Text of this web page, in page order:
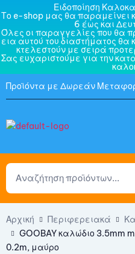
Ειδοποίηση
Το e-shop μας θα παραμείνει
6 έως και
Όλες οι παραγγελίες που θα
εια αυτού του διαστήματος
κτελεστούν με σειρά
Σας ευχαριστούμε για την
Προϊόντα με Δωρεάν
Αρχική Περιφερειακά
GOOBAY καλώδιο 3.5mm
0.2m, μαύρο